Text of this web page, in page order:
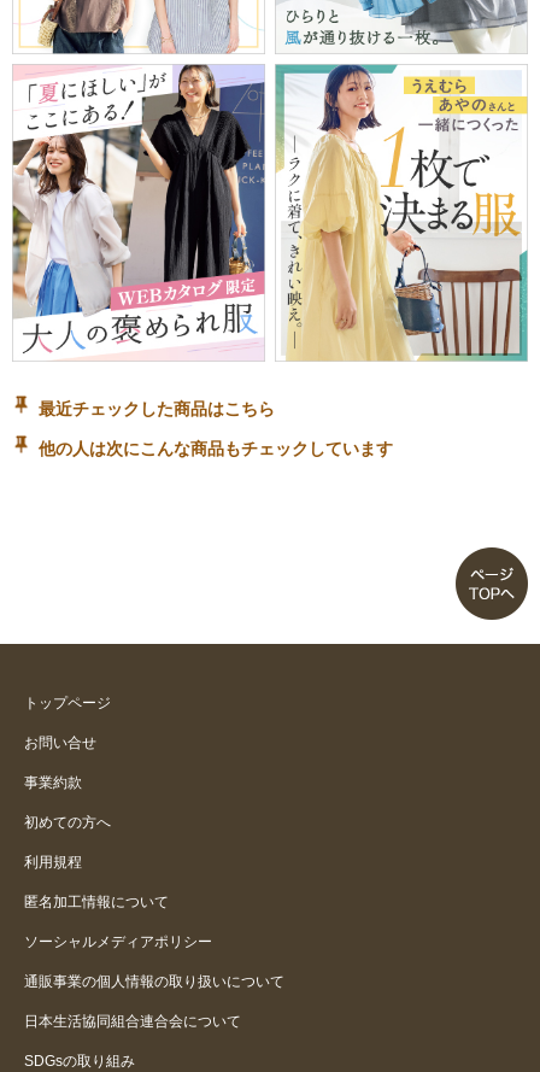
最近チェックした商品はこちら
他の人は次にこんな商品もチェックしています
トップページ
お問い合せ
事業約款
初めての方へ
利用規程
匿名加工情報について
ソーシャルメディアポリシー
通販事業の個人情報の取り扱いについて
日本生活協同組合連合会について
SDGsの取り組み